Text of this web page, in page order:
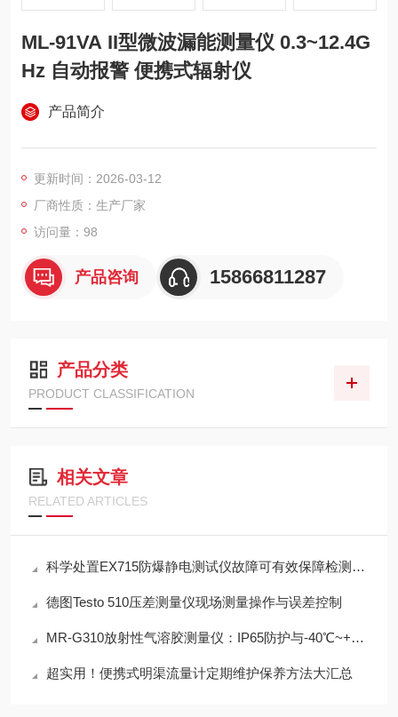
ML-91VA II型微波漏能测量仪 0.3~12.4G
Hz 自动报警 便携式辐射仪
产品简介
更新时间：2026-03-12
厂商性质：生产厂家
访问量：98
产品咨询 15866811287
产品分类
PRODUCT CLASSIFICATION
相关文章
RELATED ARTICLES
科学处置EX715防爆静电测试仪故障可有效保障检测工作正常开展
德图Testo 510压差测量仪现场测量操作与误差控制
MR-G310放射性气溶胶测量仪：IP65防护与-40℃~+50℃宽温工作能力
超实用！便携式明渠流量计定期维护保养方法大汇总